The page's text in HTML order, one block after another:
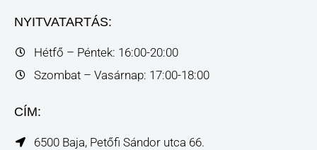
NYITVATARTÁS:
Hétfő – Péntek: 16:00-20:00
Szombat – Vasárnap: 17:00-18:00
CÍM:
6500 Baja, Petőfi Sándor utca 66.